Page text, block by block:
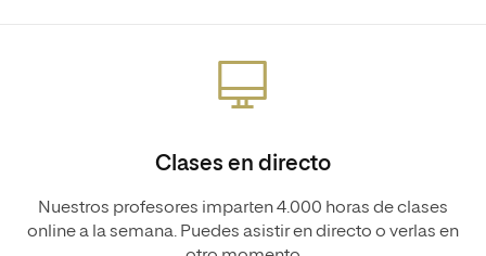
Clases en directo
Nuestros profesores imparten 4.000 horas de clases
online a la semana. Puedes asistir en directo o verlas en